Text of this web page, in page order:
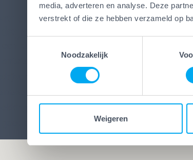
media, adverteren en analyse. Deze
verstrekt of die ze hebben verzameld op
Noodzakelijk
Weigeren
Plus
ontstaan. Bij Vakwerk
ben je extra
Dankzij een
weet je zeker
Vakwerk
Bij Vakwerk Plus-
mensen die hun
Opgeleid,
vele jaren